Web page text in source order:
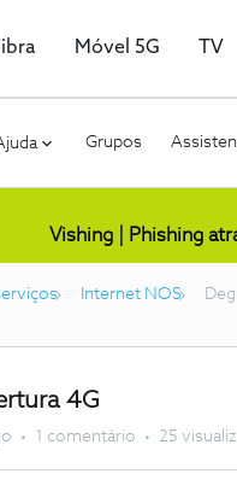
Móvel 5G TV
Grupos
Vishing | Phishing
Internet NOS
4G
1 comentário 25